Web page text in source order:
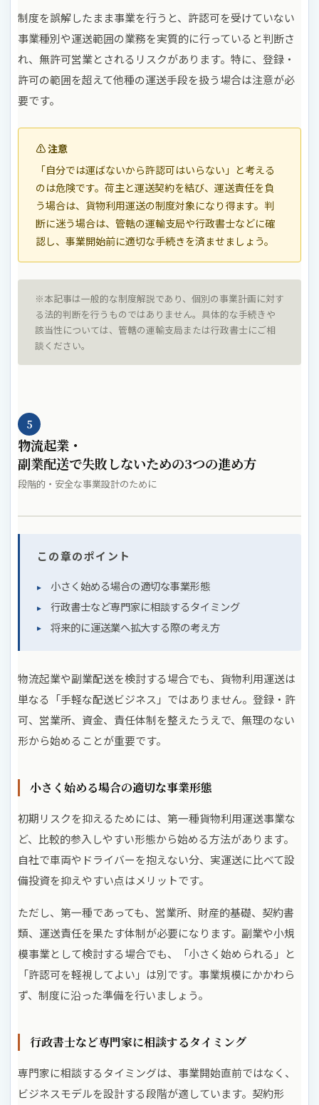
制度を誤解したまま事業を行うと、許認可を受けていない
事業種別や運送範囲の業務を実質的に行っていると判断さ
れ、無許可営業とされるリスクがあります。特に、登録・
許可の範囲を超えて他種の運送手段を扱う場合は注意が必
要です。
⚠ 注意
「自分では運ばないから許認可はいらない」と考える
のは危険です。荷主と運送契約を結び、運送責任を負
う場合は、貨物利用運送の制度対象になり得ます。判
断に迷う場合は、管轄の運輸支局や行政書士などに確
認し、事業開始前に適切な手続きを済ませましょう。
※本記事は一般的な制度解説であり、個別の事業計画に対す
る法的判断を行うものではありません。具体的な手続きや
該当性については、管轄の運輸支局または行政書士にご相
談ください。
5
物流起業・
副業配送で失敗しないための3つの進め方
段階的・安全な事業設計のために
この章のポイント
小さく始める場合の適切な事業形態
行政書士など専門家に相談するタイミング
将来的に運送業へ拡大する際の考え方
物流起業や副業配送を検討する場合でも、貨物利用運送は
単なる「手軽な配送ビジネス」ではありません。登録・許
可、営業所、資金、責任体制を整えたうえで、無理のない
形から始めることが重要です。
小さく始める場合の適切な事業形態
初期リスクを抑えるためには、第一種貨物利用運送事業な
ど、比較的参入しやすい形態から始める方法があります。
自社で車両やドライバーを抱えない分、実運送に比べて設
備投資を抑えやすい点はメリットです。
ただし、第一種であっても、営業所、財産的基礎、契約書
類、運送責任を果たす体制が必要になります。副業や小規
模事業として検討する場合でも、「小さく始められる」と
「許認可を軽視してよい」は別です。事業規模にかかわら
ず、制度に沿った準備を行いましょう。
行政書士など専門家に相談するタイミング
専門家に相談するタイミングは、事業開始直前ではなく、
ビジネスモデルを設計する段階が適しています。契約形